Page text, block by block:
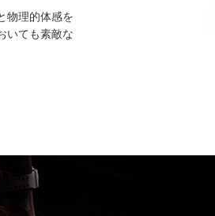
物理的体感を
いても素敵な